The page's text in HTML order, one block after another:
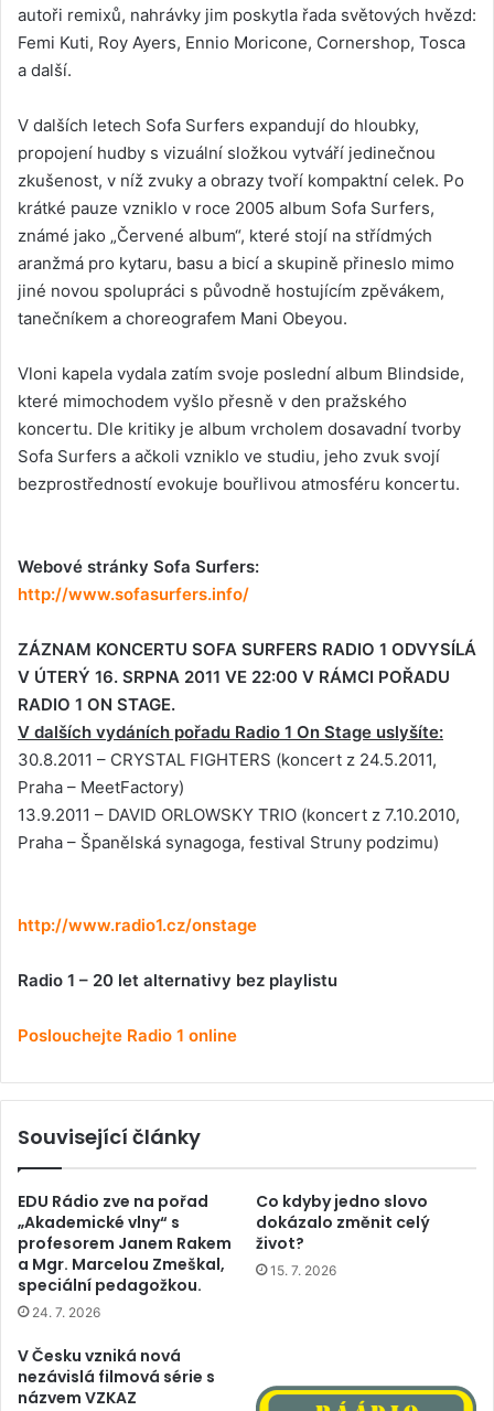
autoři remixů, nahrávky jim poskytla řada světových hvězd:
Femi Kuti, Roy Ayers, Ennio Moricone, Cornershop, Tosca
a další.
V dalších letech Sofa Surfers expandují do hloubky,
propojení hudby s vizuální složkou vytváří jedinečnou
zkušenost, v níž zvuky a obrazy tvoří kompaktní celek. Po
krátké pauze vzniklo v roce 2005 album Sofa Surfers,
známé jako „Červené album“, které stojí na střídmých
aranžmá pro kytaru, basu a bicí a skupině přineslo mimo
jiné novou spolupráci s původně hostujícím zpěvákem,
tanečníkem a choreografem Mani Obeyou.
Vloni kapela vydala zatím svoje poslední album Blindside,
které mimochodem vyšlo přesně v den pražského
koncertu. Dle kritiky je album vrcholem dosavadní tvorby
Sofa Surfers a ačkoli vzniklo ve studiu, jeho zvuk svojí
bezprostředností evokuje bouřlivou atmosféru koncertu.
Webové stránky Sofa Surfers:
http://www.sofasurfers.info/
ZÁZNAM KONCERTU SOFA SURFERS RADIO 1 ODVYSÍLÁ
V ÚTERÝ 16. SRPNA 2011 VE 22:00 V RÁMCI POŘADU
RADIO 1 ON STAGE.
V dalších vydáních pořadu Radio 1 On Stage uslyšíte:
30.8.2011 – CRYSTAL FIGHTERS (koncert z 24.5.2011,
Praha – MeetFactory)
13.9.2011 – DAVID ORLOWSKY TRIO (koncert z 7.10.2010,
Praha – Španělská synagoga, festival Struny podzimu)
http://www.radio1.cz/onstage
Radio 1 – 20 let alternativy bez playlistu
Poslouchejte Radio 1 online
Související články
EDU Rádio zve na pořad
„Akademické vlny“ s
profesorem Janem Rakem
a Mgr. Marcelou Zmeškal,
speciální pedagožkou.
24. 7. 2026
Co kdyby jedno slovo
dokázalo změnit celý
život?
15. 7. 2026
V Česku vzniká nová
nezávislá filmová série s
názvem VZKAZ